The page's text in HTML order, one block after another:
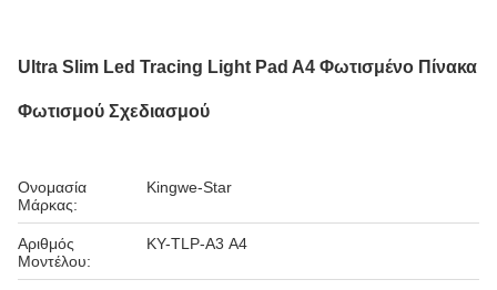
Ultra Slim Led Tracing Light Pad A4 Φωτισμένο Πίνακα
Φωτισμού Σχεδιασμού
Ονομασία
Μάρκας:
Kingwe-Star
Αριθμός
Μοντέλου:
ΚΥ-TLP-A3 Α4